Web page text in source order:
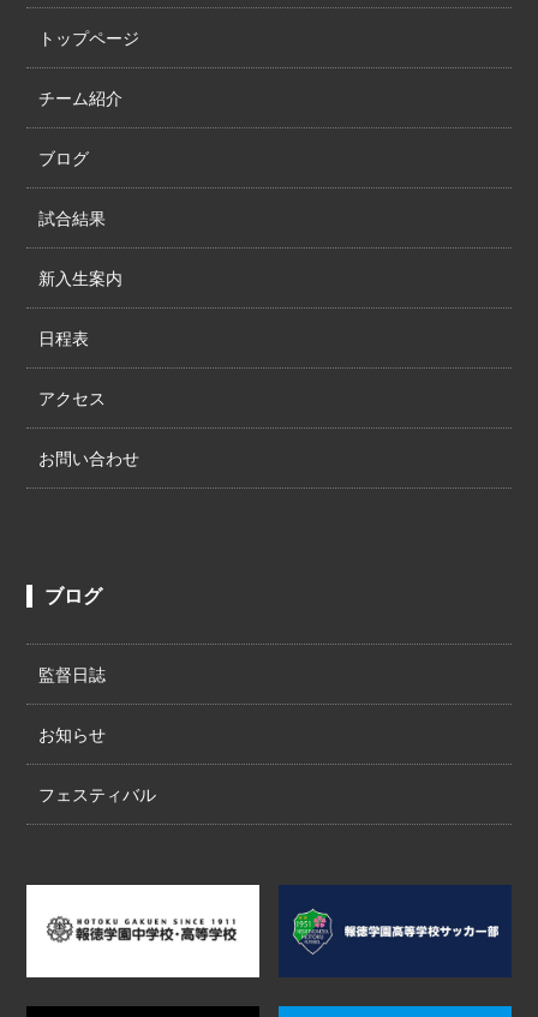
トップページ
チーム紹介
ブログ
試合結果
新入生案内
日程表
アクセス
お問い合わせ
ブログ
監督日誌
お知らせ
フェスティバル